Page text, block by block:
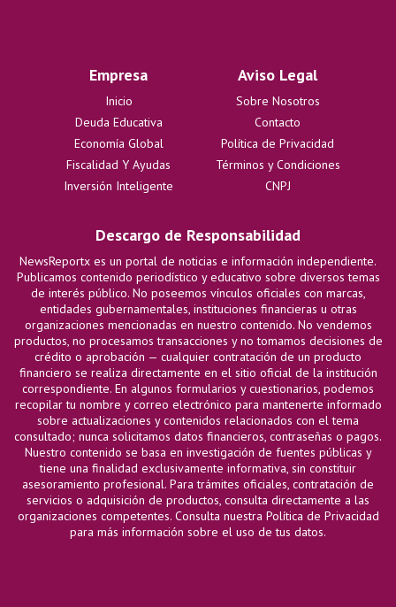
Empresa
Inicio
Deuda Educativa
Economía Global
Fiscalidad Y Ayudas
Inversión Inteligente
Aviso Legal
Sobre Nosotros
Contacto
Política de Privacidad
Términos y Condiciones
CNPJ
Descargo de Responsabilidad
NewsReportx es un portal de noticias e información independiente.
Publicamos contenido periodístico y educativo sobre diversos temas
de interés público. No poseemos vínculos oficiales con marcas,
entidades gubernamentales, instituciones financieras u otras
organizaciones mencionadas en nuestro contenido. No vendemos
productos, no procesamos transacciones y no tomamos decisiones de
crédito o aprobación — cualquier contratación de un producto
financiero se realiza directamente en el sitio oficial de la institución
correspondiente. En algunos formularios y cuestionarios, podemos
recopilar tu nombre y correo electrónico para mantenerte informado
sobre actualizaciones y contenidos relacionados con el tema
consultado; nunca solicitamos datos financieros, contraseñas o pagos.
Nuestro contenido se basa en investigación de fuentes públicas y
tiene una finalidad exclusivamente informativa, sin constituir
asesoramiento profesional. Para trámites oficiales, contratación de
servicios o adquisición de productos, consulta directamente a las
organizaciones competentes. Consulta nuestra Política de Privacidad
para más información sobre el uso de tus datos.